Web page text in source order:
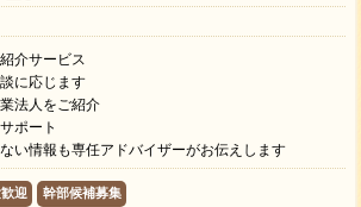
介サービス
に応じます
法人をご紹介
ポート
い情報も専任アドバイザーがお伝えします
迎 幹部候補募集